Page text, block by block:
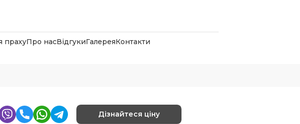
прахуПро насВідгукиГалереяКонтакти
Дізнайтеся ціну